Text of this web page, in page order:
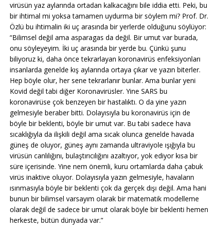
virüsün yaz aylarında ortadan kalkacağını bile iddia etti. Peki, bu
bir ihtimal mi yoksa tamamen uydurma bir söylem mi? Prof. Dr.
Özlü bu ihtimalin iki uç arasında bir yerlerde olduğunu söylüyor:
“Bilimsel değil ama asparagas da değil. Bir umut var burada,
onu söyleyeyim. İki uç arasında bir yerde bu. Çünkü şunu
biliyoruz ki, daha önce tekrarlayan koronavirüs enfeksiyonları
insanlarda genelde kış aylarında ortaya çıkar ve yazın biterler.
Hep böyle olur, her sene tekrarlanır bunlar. Ama bunlar yeni
Kovid değil tabi diğer Koronavirüsler. Yine SARS bu
koronavirüse çok benzeyen bir hastalıktı. O da yine yazın
gelmesiyle beraber bitti. Dolayısıyla bu koronavirüs için de
böyle bir beklenti, böyle bir umut var. Bu tabi sadece hava
sıcaklığıyla da ilişkili değil ama sıcak olunca genelde havada
güneş de oluyor, güneş aynı zamanda ultraviyole ışığıyla bu
virüsün canlılığını, bulaştırıcılığını azaltıyor, yok ediyor kısa bir
süre içerisinde. Yine nem önemli, kuru ortamlarda daha çabuk
virüs inaktive oluyor. Dolayısıyla yazın gelmesiyle, havaların
ısınmasıyla böyle bir beklenti çok da gerçek dışı değil. Ama hani
bunun bir bilimsel varsayım olarak bir matematik modelleme
olarak değil de sadece bir umut olarak böyle bir beklenti hemen
herkeste, bütün dünyada var.”